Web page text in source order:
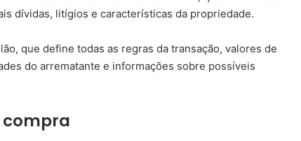
dívidas, litígios e características da propriedade.
que define todas as regras da transação, valores de
do arrematante e informações sobre possíveis
compra